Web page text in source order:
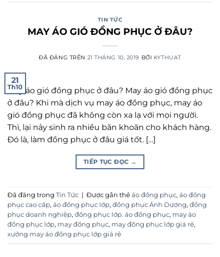
TIN TỨC
MAY ÁO GIÓ ĐỒNG PHỤC Ở ĐÂU?
ĐÃ ĐĂNG TRÊN 21 THÁNG 10, 2019 BỞI KYTHUAT
21
Th10
May áo gió đồng phục ở đâu? May áo gió đồng phục
ở đâu? Khi mà dịch vụ may áo đồng phục, may áo
gió đồng phục đã không còn xa lạ với mọi người.
Thì, lại nảy sinh ra nhiều băn khoăn cho khách hàng.
Đó là, làm đồng phục ở đâu giá tốt. […]
TIẾP TỤC ĐỌC →
Đã đăng trong Tin Tức | Được gắn thẻ áo đồng phục, áo đồng
phục cao cấp, áo đồng phục lớp, đồng phục Ánh Dương, đồng
phục doanh nghiệp, đồng phục lớp. áo đồng phục, may áo
đồng phục lớp, may đồng phục, may đồng phục lớp giá rẻ,
xưởng may áo đồng phục lớp giá rẻ